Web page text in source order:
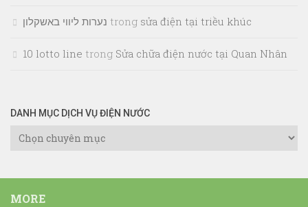
נערות ליווי באשקלון trong sửa điện tại triều khúc
10 lotto line trong Sửa chữa điện nước tại Quan Nhân
DANH MỤC DỊCH VỤ ĐIỆN NƯỚC
Danh
Vụ
Điện
MORE